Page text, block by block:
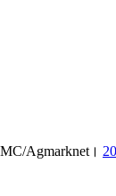
Agmarknet।